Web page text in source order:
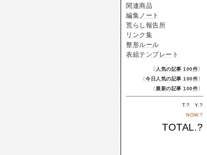
関連商品
編集ノート
荒らし報告所
リンク集
整形ルール
表組テンプレート
〔 人気の記事 100件〕
〔今日人気の記事 100件〕
〔最新の記事 100件〕
T.? Y.?
NOW.?
TOTAL.?